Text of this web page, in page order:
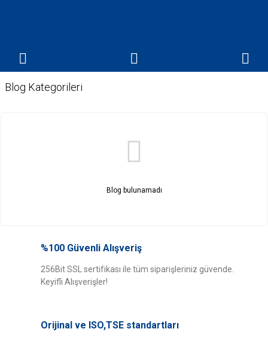
Blog Kategorileri
Blog bulunamadı
%100 Güvenli Alışveriş
256Bit SSL sertifikası ile tüm siparişleriniz güvende.
Keyifli Alışverişler!
Orijinal ve ISO,TSE standartları